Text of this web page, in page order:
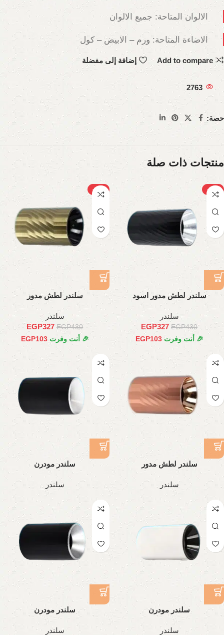
الالوان المتاحة: جميع الالوان
الاضاءة المتاحة: ورم – الابيض – كول
Add to compare إضافة إلى مفضلة
2763
حصة:
منتجات ذات صلة
-24%
سلندر لطش مدور اسود
سلندر
EGP430
EGP327
🎉 أنت وفرت EGP103
-24%
سلندر لطش مدور
سلندر
EGP430
EGP327
🎉 أنت وفرت EGP103
سلندر لطش مدور
سلندر
سلندر مودرن
سلندر
سلندر مودرن
سلندر
سلندر مودرن
سلندر